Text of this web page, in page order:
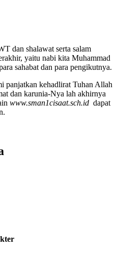
dan shalawat serta salam
yaitu nabi kita Muhammad
sahabat dan para pengikutnya.
panjatkan kehadlirat Tuhan Allah
dan karunia-Nya lah akhirnya
www.sman1cisaat.sch.id dapat